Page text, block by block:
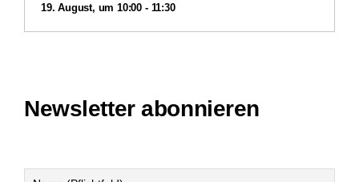
19. August, um 10:00 - 11:30
Newsletter abonnieren